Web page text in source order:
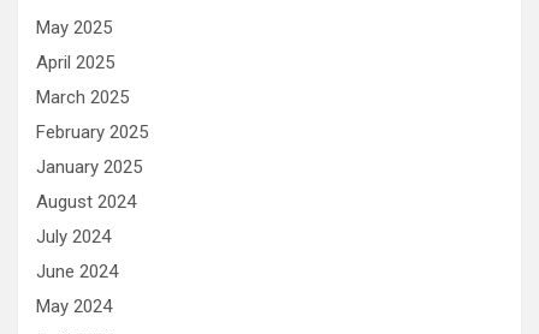
May 2025
April 2025
March 2025
February 2025
January 2025
August 2024
July 2024
June 2024
May 2024